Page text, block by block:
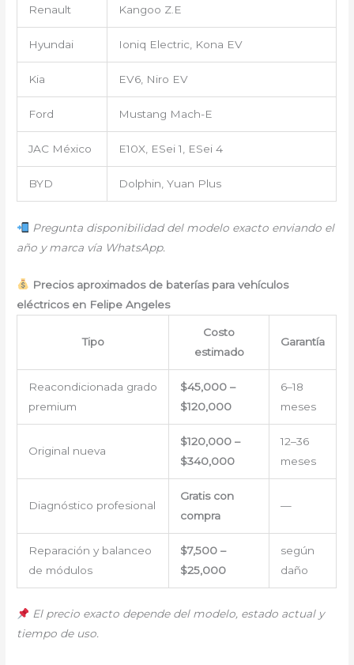
Renault Kangoo Z.E
Hyundai Ioniq Electric, Kona EV
Kia EV6, Niro EV
Ford Mustang Mach-E
JAC México E10X, ESei 1, ESei 4
BYD Dolphin, Yuan Plus
Pregunta disponibilidad del modelo exacto enviando el
año y marca vía WhatsApp.
Precios aproximados de baterías para vehículos
eléctricos en Felipe Angeles
Tipo
Costo
estimado
Garantía
Reacondicionada grado
premium
$45,000 –
$120,000
6–18
meses
Original nueva
$120,000 –
$340,000
12–36
meses
Diagnóstico profesional
Gratis con
compra
—
Reparación y balanceo
de módulos
$7,500 –
$25,000
según
daño
El precio exacto depende del modelo, estado actual y
tiempo de uso.